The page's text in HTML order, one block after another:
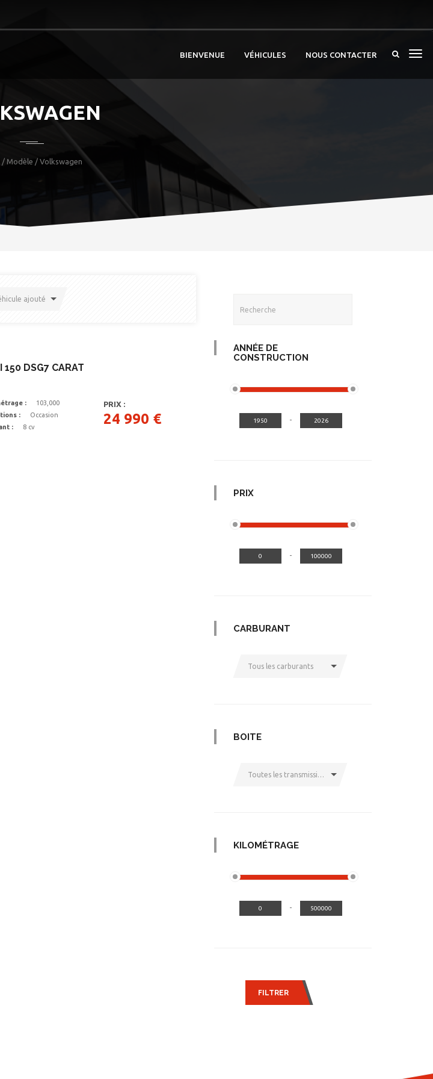
BIENVENUE VÉHICULES NOUS CONTACTER
/ Modèle / Volkswagen
ajouté
DSG7 CARAT
:
103,000
:
Occasion
:
8 cv
PRIX :
24 990 €
ANNÉE DE
CONSTRUCTION
-
PRIX
-
CARBURANT
Tous les carburants
BOITE
Toutes les transmissions
KILOMÉTRAGE
-
FILTRER